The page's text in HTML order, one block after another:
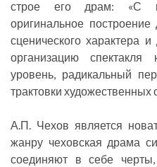
строе его драм: «С
оригинальное построение
сценического характера
организацию
уровень, радикальный
трактовки художественных
А.П. Чехов является
жанру чеховская драма
соединяют в себе